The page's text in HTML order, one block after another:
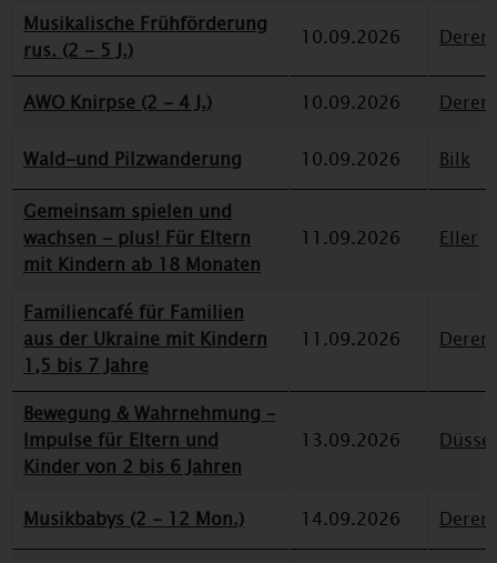
Musikalische Frühförderung
rus. (2 - 5 J.)
10.09.2026
AWO Knirpse (2 - 4 J.) 10.09.2026
Wald-und Pilzwanderung 10.09.2026
Bilk
Gemeinsam spielen und
wachsen - plus! Für Eltern
mit Kindern ab 18 Monaten
11.09.2026 Eller
Familiencafé für Familien
aus der Ukraine mit Kindern
1,5 bis 7 Jahre
11.09.2026
Bewegung & Wahrnehmung –
Impulse für Eltern und
Kinder von 2 bis 6 Jahren
13.09.2026
Musikbabys (2 - 12 Mon.) 14.09.2026